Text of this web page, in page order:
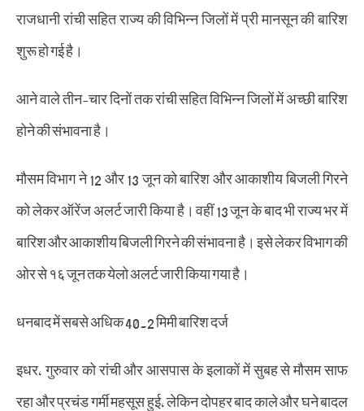
राजधानी रांची सहित राज्य की विभिन्न जिलों में प्री मानसून की बारिश
शुरू हो गई है।
आने वाले तीन-चार दिनों तक रांची सहित विभिन्न जिलों में अच्छी बारिश
होने की संभावना है।
मौसम विभाग ने 12 और 13 जून को बारिश और आकाशीय बिजली गिरने
को लेकर ऑरेंज अलर्ट जारी किया है। वहीं 13 जून के बाद भी राज्य भर में
बारिश और आकाशीय बिजली गिरने की संभावना है। इसे लेकर विभाग की
ओर से १६ जून तक येलो अलर्ट जारी किया गया है।
धनबाद में सबसे अधिक 40.2 मिमी बारिश दर्ज
इधर, गुरुवार को रांची और आसपास के इलाकों में सुबह से मौसम साफ
रहा और प्रचंड गर्मी महसूस हुई, लेकिन दोपहर बाद काले और घने बादल